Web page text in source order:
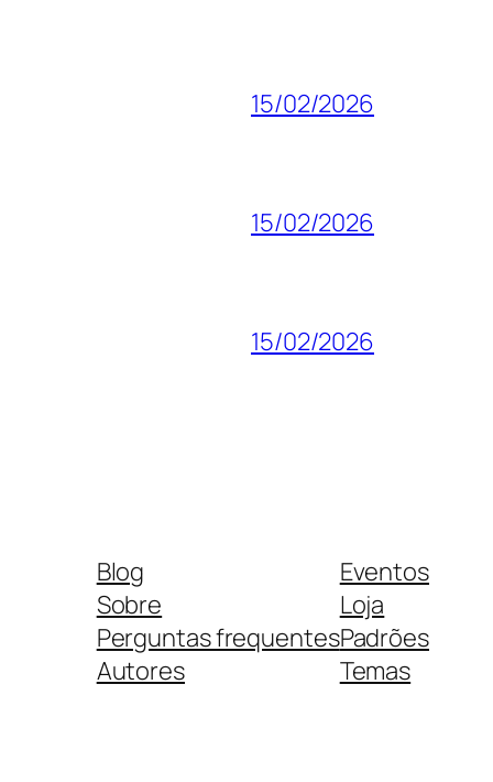
15/02/2026
15/02/2026
15/02/2026
Blog
Sobre
Perguntas frequentes
Autores
Eventos
Loja
Padrões
Temas